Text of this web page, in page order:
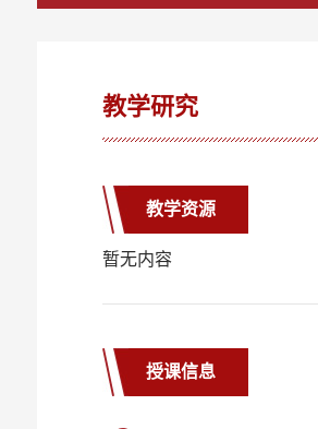
教学研究
教学资源
暂无内容
授课信息